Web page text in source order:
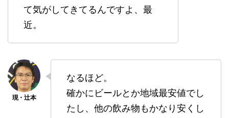
て気がしてきてるんですよ、最
近。
なるほど。
確かにビールとか地域最安値でし
たし、他の飲み物もかなり安くし